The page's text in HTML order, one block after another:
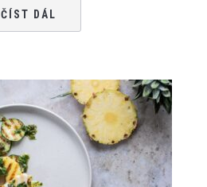
ČÍST DÁL